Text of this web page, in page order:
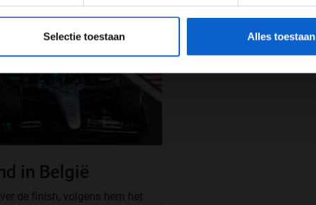
Selectie toestaan Alles toestaan
in België
de finish, volgens hem het
voor meer informatie over gegevensgebruik en -bescherming.